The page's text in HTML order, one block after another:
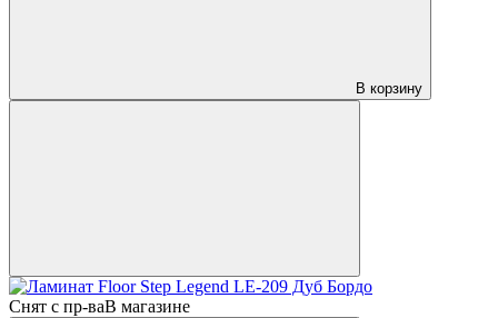
В корзину
Снят с пр-ваВ магазине